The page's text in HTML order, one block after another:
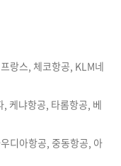
랑스, 체코항공, KLM네
케냐항공, 타롬항공, 베
디아항공, 중동항공, 아